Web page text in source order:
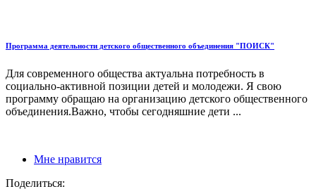
Программа деятельности детского общественного объединения "ПОИСК"
Для современного общества актуальна потребность в
социально-активной позиции детей и молодежи. Я свою
программу обращаю на организацию детского общественного
объединения.Важно, чтобы сегодняшние дети ...
Мне нравится
Поделиться: